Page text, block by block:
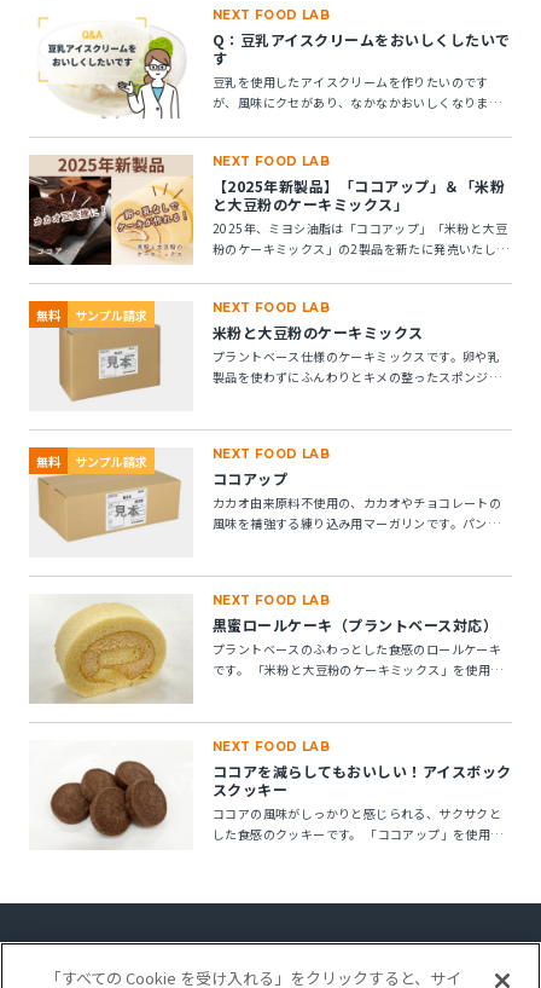
NEXT FOOD LAB
Q：豆乳アイスクリームをおいしくしたいで
す
豆乳を使用したアイスクリームを作りたいのです
が、風味にクセがあり、なかなかおいしくなりませ
NEXT FOOD LAB
【2025年新製品】「ココアップ」＆「米粉
と大豆粉のケーキミックス」
2025年、ミヨシ油脂は「ココアップ」「米粉と大豆
粉のケーキミックス」の2製品を新たに発売いたしま
無料 サンプル請求 NEXT FOOD LAB
米粉と大豆粉のケーキミックス
プラントベース仕様のケーキミックスです。卵や乳
製品を使わずにふんわりとキメの整ったスポンジケ
無料 サンプル請求 NEXT FOOD LAB
ココアップ
カカオ由来原料不使用の、カカオやチョコレートの
風味を補強する練り込み用マーガリンです。パン・
NEXT FOOD LAB
黒蜜ロールケーキ（プラントベース対応）
プラントベースのふわっとした食感のロールケーキ
です。 「米粉と大豆粉のケーキミックス」を使用す
リューム感のある仕上がりになります。
NEXT FOOD LAB
ココアを減らしてもおいしい！アイスボック
スクッキー
ココアの風味がしっかりと感じられる、サクサクと
した食感のクッキーです。 「ココアップ」を使用す
「すべての Cookie を受け入れる」をクリックすると、サイ